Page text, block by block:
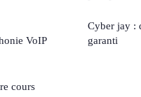
VoIP
cours
Cyber jay :
garanti